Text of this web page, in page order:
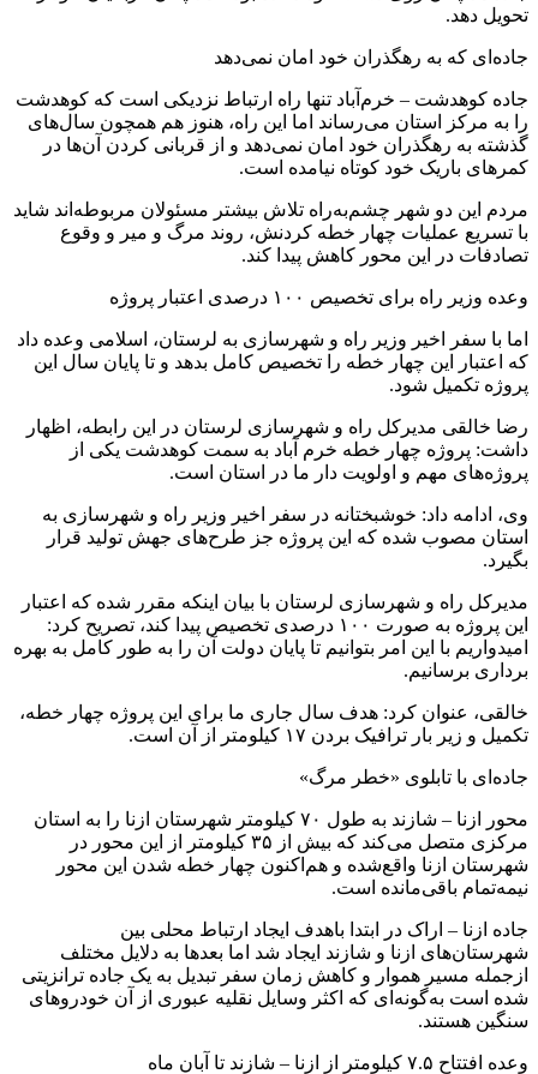
تحویل دهد.
جاده‌ای که به رهگذران خود امان نمی‌دهد
جاده کوهدشت – خرم‌آباد تنها راه ارتباط نزدیکی است که کوهدشت
را به مرکز استان می‌رساند اما این راه، هنوز هم همچون سال‌های
گذشته به رهگذران خود امان نمی‌دهد و از قربانی کردن آن‌ها در
کمرهای باریک خود کوتاه نیامده است.
مردم این دو شهر چشم‌به‌راه تلاش بیشتر مسئولان مربوطه‌اند شاید
با تسریع عملیات چهار خطه کردنش، روند مرگ و میر و وقوع
تصادفات در این محور کاهش پیدا کند.
وعده وزیر راه برای تخصیص ۱۰۰ درصدی اعتبار پروژه
اما با سفر اخیر وزیر راه و شهرسازی به لرستان، اسلامی وعده داد
که اعتبار این چهار خطه را تخصیص کامل بدهد و تا پایان سال این
پروژه تکمیل شود.
رضا خالقی مدیرکل راه و شهرسازی لرستان در این رابطه، اظهار
داشت: پروژه چهار خطه خرم آباد به سمت کوهدشت یکی از
پروژه‌های مهم و اولویت دار ما در استان است.
وی، ادامه داد: خوشبختانه در سفر اخیر وزیر راه و شهرسازی به
استان مصوب شده که این پروژه جز طرح‌های جهش تولید قرار
بگیرد.
مدیرکل راه و شهرسازی لرستان با بیان اینکه مقرر شده که اعتبار
این پروژه به صورت ۱۰۰ درصدی تخصیص پیدا کند، تصریح کرد:
امیدواریم با این امر بتوانیم تا پایان دولت آن را به طور کامل به بهره
برداری برسانیم.
خالقی، عنوان کرد: هدف سال جاری ما برای این پروژه چهار خطه،
تکمیل و زیر بار ترافیک بردن ۱۷ کیلومتر از آن است.
جاده‌ای با تابلوی «خطر مرگ»
محور ازنا – شازند به طول ۷۰ کیلومتر شهرستان ازنا را به استان
مرکزی متصل می‌کند که بیش از ۳۵ کیلومتر از این محور در
شهرستان ازنا واقع‌شده و هم‌اکنون چهار خطه شدن این محور
نیمه‌تمام باقی‌مانده است.
جاده ازنا – اراک در ابتدا باهدف ایجاد ارتباط محلی بین
شهرستان‌های ازنا و شازند ایجاد شد اما بعدها به دلایل مختلف
ازجمله مسیر هموار و کاهش زمان سفر تبدیل به یک جاده ترانزیتی
شده است به‌گونه‌ای که اکثر وسایل نقلیه عبوری از آن خودروهای
سنگین هستند.
وعده افتتاح ۷.۵ کیلومتر از ازنا – شازند تا آبان ماه